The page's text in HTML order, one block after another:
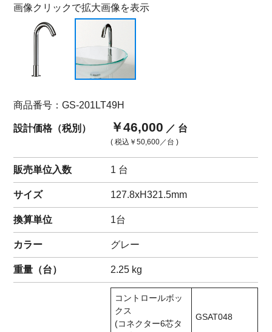
画像クリックで拡大画像を表示
商品番号：GS-201LT49H
設計価格（税別） ￥46,000 ／ 台
( 税込 ￥50,600／台 )
販売単位入数 1 台
サイズ 127.8xH321.5mm
換算単位 1台
カラー グレー
重量（台） 2.25 kg
コントロールボッ
クス
(コネクター6芯タ
GSAT048